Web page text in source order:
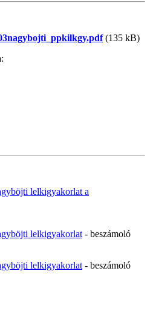
(135 kB)
lelkigyakorlat a
lelkigyakorlat - beszámoló
lelkigyakorlat - beszámoló